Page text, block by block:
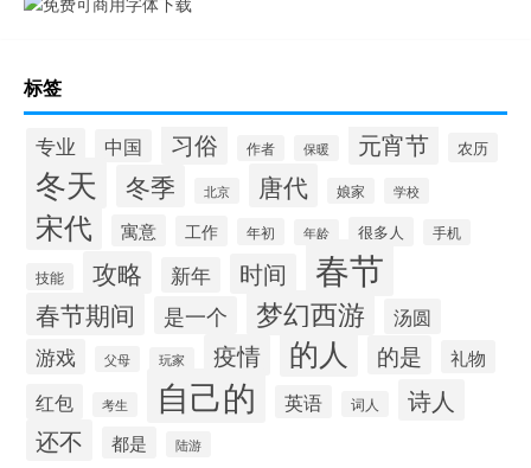
标签
专业 中国 习俗 作者 保暖 元宵节 农历
冬天 冬季 北京 唐代 娘家 学校
宋代 寓意 工作 年初 年龄 很多人 手机
技能 攻略 新年 时间 春节
春节期间 是一个 梦幻西游
汤圆
游戏
父母 玩家 疫情 的人 的是 礼物
红包 考生 自己的 英语 词人
诗人
还不
都是 陆游